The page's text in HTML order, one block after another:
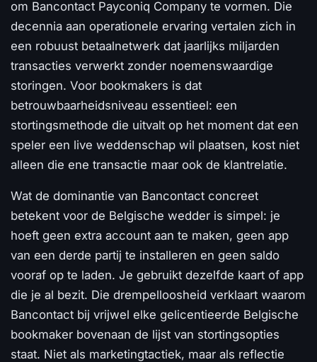
om Bancontact Payconiq Company te vormen. Die
decennia aan operationele ervaring vertalen zich in
een robuust betaalnetwerk dat jaarlijks miljarden
transacties verwerkt zonder noemenswaardige
storingen. Voor bookmakers is dat
betrouwbaarheidsniveau essentieel: een
stortingsmethode die uitvalt op het moment dat een
speler een live weddenschap wil plaatsen, kost niet
alleen die ene transactie maar ook de klantrelatie.
Wat de dominantie van Bancontact concreet
betekent voor de Belgische wedder is simpel: je
hoeft geen extra account aan te maken, geen app
van een derde partij te installeren en geen saldo
vooraf op te laden. Je gebruikt dezelfde kaart of app
die je al bezit. Die drempelloosheid verklaart waarom
Bancontact bij vrijwel elke gelicentieerde Belgische
bookmaker bovenaan de lijst van stortingsopties
staat. Niet als marketingtactiek, maar als reflectie